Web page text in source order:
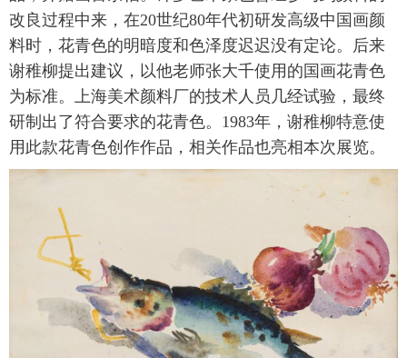
改良过程中来，在20世纪80年代初研发高级中国画颜
料时，花青色的明暗度和色泽度迟迟没有定论。后来
谢稚柳提出建议，以他老师张大千使用的国画花青色
为标准。上海美术颜料厂的技术人员几经试验，最终
研制出了符合要求的花青色。1983年，谢稚柳特意使
用此款花青色创作作品，相关作品也亮相本次展览。